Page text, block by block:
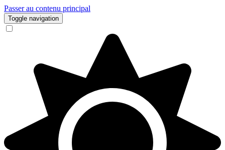
Passer au contenu principal
Toggle navigation